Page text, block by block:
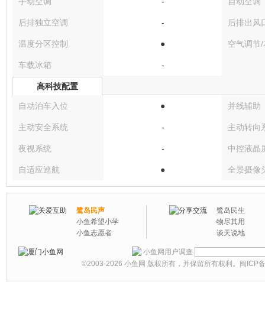
后排独立空调 - 后排出风
温度分区控制 ● 空气调节
车载冰箱 -
高科技配置
自动泊车入位 ● 并线辅助
主动安全系统 - 主动转向
夜视系统 - 中控液晶
自适应巡航 ● 全景摄像
鹭岛民声
小鱼希望小学
小鱼志愿者
鹭岛民生
物尽其用
谈天说地
小鱼网用户调查
©2003-2026 小鱼网 版权所有，并保留所有权利。 闽ICP